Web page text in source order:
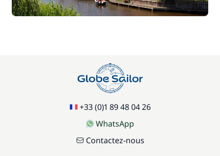
+33 (0)1 89 48 04 26
WhatsApp
Contactez-nous